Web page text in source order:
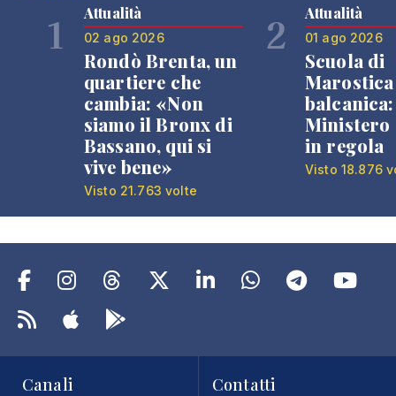
1 Attualità
02 ago 2026
Rondò Brenta, un
quartiere che
cambia: «Non
siamo il Bronx di
Bassano, qui si
vive bene»
Visto 21.763 volte
2 Attualità
01 ago 2026
Scuola di
Ministero
in regola
Visto 18.876
Canali Contatti